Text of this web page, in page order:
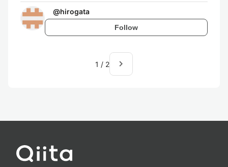
@hirogata
Follow
1 / 2 navigate_next